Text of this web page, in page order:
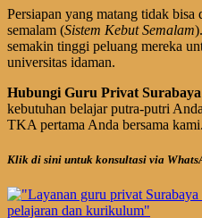
Persiapan yang matang tidak bisa
semalam (Sistem Kebut Semalam
semakin tinggi peluang mereka
universitas idaman.
Hubungi Guru Privat
kebutuhan belajar putra-putri
TKA pertama Anda bersama kami.
Klik di sini untuk konsultasi via